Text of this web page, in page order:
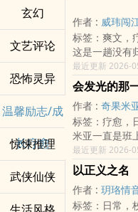
玄幻
文艺评论
恐怖灵异
温馨励志/成
长疗愈
惊悚推理
武侠仙侠
郑卜丁白天在
大夜班，隔天
学费。每一次
一次起降，他
时，邓子琪虽
驾驶座。她教
人生困住的人
能。
但监狱里的黑
郑卜丁在工作
走私与权力交
能说破的利益
没有好下场。
只有两名调查
不复仇，也能
节俭不是寒酸
这是一个穿书
点甜蜜，把豪
作者 : 威玮闯
标签：爽文，
这是一趟没有
礼。 褪去了走
大人，决定开
下脚步。从宜
城的烟熏气息
内埔的南国烈
有人打理的舒
的漫步与闲聊
旅途中，小威
用一本正经的
法，但谁叫我
爱着他。
最近更新 2026-
会发光的那
作者 : 奇果米
标签：疗愈，
米亚一直是班
在一次亚一直
一次成果发表
与质疑，也开
这不是忽然改
中，仍然选择
最近更新 2026-
以正义之名
作者 : 玥珞情
标签：日常，